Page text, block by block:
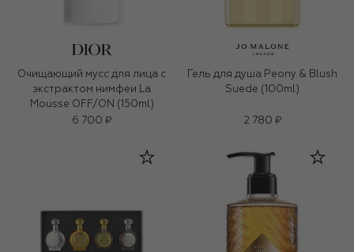
Очищающий мусс для лица с
экстрактом нимфеи La
Mousse OFF/ON (150ml)
6 700 ₽
Гель для душа Peony & Blush
Suede (100ml)
2 780 ₽